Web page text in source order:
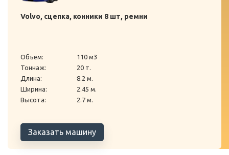
Volvo, сцепка, конники 8 шт, ремни
Объем:
110 м3
Тоннаж:
20 т.
Длина:
8.2 м.
Ширина:
2.45 м.
Высота:
2.7 м.
Заказать машину